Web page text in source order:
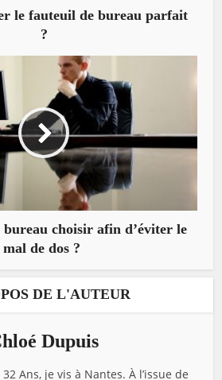
le fauteuil de bureau parfait
?
bureau choisir afin d’éviter le
mal de dos ?
DE L'AUTEUR
Dupuis
Ans, je vis à Nantes. À l’issue de